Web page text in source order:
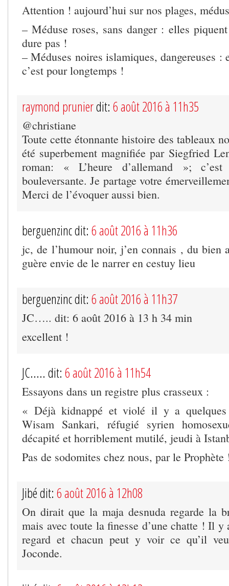
Attention ! aujourd’hui sur nos plages,
– Méduse roses, sans danger : elles
dure pas !
– Méduses noires islamiques, dangereuses :
c’est pour longtemps !
raymond prunierdit: 6 août 2016 à 11h35
@christiane
Toute cette étonnante histoire des tableaux
été superbement magnifiée par Siegfried
roman: « L’heure d’allemand »;
bouleversante. Je partage votre
Merci de l’évoquer aussi bien.
berguenzinc dit: 6 août 2016 à 11h36
jc, de l’humour noir, j’en connais , du bien
guère envie de le narrer en cestuy lieu
berguenzinc dit: 6 août 2016 à 11h37
JC….. dit: 6 août 2016 à 13 h 34 min
excellent !
JC..... dit: 6 août 2016 à 11h54
Essayons dans un registre plus crasseux :
« Déjà kidnappé et violé il y a quelques
Wisam Sankari, réfugié syrien
décapité et horriblement mutilé, jeudi à
Pas de sodomites chez nous, par le Prophète
Jibé dit: 6 août 2016 à 12h08
On dirait que la maja desnuda regarde la
mais avec toute la finesse d’une chatte ! Il
regard et chacun peut y voir ce qu’il
Joconde.